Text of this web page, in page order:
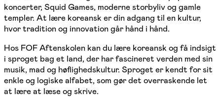
koncerter, Squid Games, moderne storbyliv og gamle
templer. At lære koreansk er din adgang til en kultur,
hvor tradition og innovation går hånd i hånd.
Hos FOF Aftenskolen kan du lære koreansk og få indsigt
i sproget bag et land, der har fascineret verden med sin
musik, mad og høflighedskultur. Sproget er kendt for sit
enkle og logiske alfabet, som gør det overraskende let
at lære at læse og skrive.